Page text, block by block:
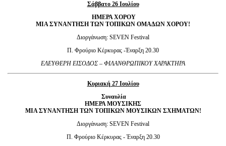
Σάββατο 26 Ιουλίου
ΗΜΕΡΑ ΧΟΡΟΥ
ΜΙΑ ΣΥΝΑΝΤΗΣΗ ΤΩΝ ΤΟΠΙΚΩΝ ΟΜΑΔΩΝ ΧΟΡΟΥ!
Διοργάνωση: SEVEN Festival
Π. Φρούριο Κέρκυρας -Έναρξη 20.30
ΕΛΕΥΘΕΡΗ ΕΙΣΟΔΟΣ – ΦΙΛΑΝΘΡΩΠΙΚΟΥ ΧΑΡΑΚΤΗΡΑ
Κυριακή 27 Ιουλίου
Συναυλία
ΗΜΕΡΑ ΜΟΥΣΙΚΗΣ
ΜΙΑ ΣΥΝΑΝΤΗΣΗ ΤΩΝ ΤΟΠΙΚΩΝ ΜΟΥΣΙΚΩΝ ΣΧΗΜΑΤΩΝ!
Διοργάνωση: SEVEN Festival
Π. Φρούριο Κέρκυρας - Έναρξη 20.30